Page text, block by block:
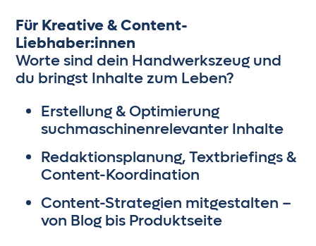
Für Kreative & Content-
Liebhaber:innen
Worte sind dein Handwerkszeug und
du bringst Inhalte zum Leben?
Erstellung & Optimierung
suchmaschinenrelevanter Inhalte
Redaktionsplanung, Textbriefings &
Content-Koordination
Content-Strategien mitgestalten –
von Blog bis Produktseite